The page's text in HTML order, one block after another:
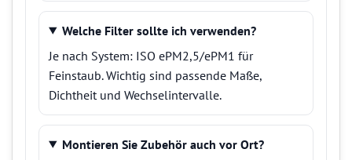
Welche Filter sollte ich verwenden?
Je nach System: ISO ePM2,5/ePM1 für
Feinstaub. Wichtig sind passende Maße,
Dichtheit und Wechselintervalle.
Montieren Sie Zubehör auch vor Ort?